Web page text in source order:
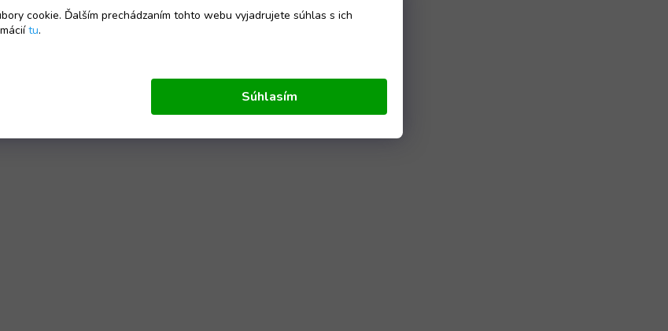
cookie. Ďalším prechádzaním tohto webu vyjadrujete súhlas s ich
tu.
Súhlasím